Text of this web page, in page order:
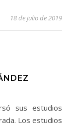
18 de julio de 2019
Los estudios